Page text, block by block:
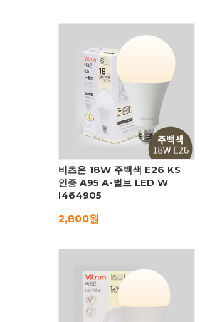
비츠온 18W 주백색 E26 KS
인증 A95 A-벌브 LED W
I464905
2,800원